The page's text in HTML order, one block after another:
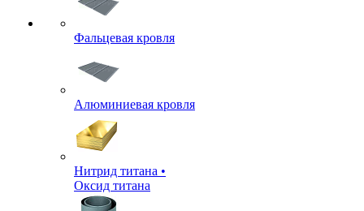
Фальцевая кровля
Алюминиевая кровля
Нитрид титана •
Оксид титана